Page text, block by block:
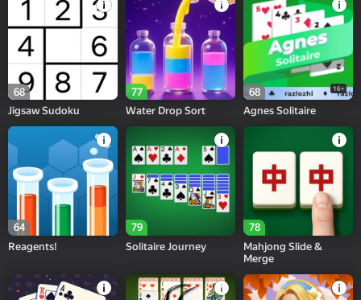
68
Jigsaw Sudoku
77
Water Drop Sort
68 16+
Agnes Solitaire
64
Reagents!
79
Solitaire Journey
78
Mahjong Slide &
Merge